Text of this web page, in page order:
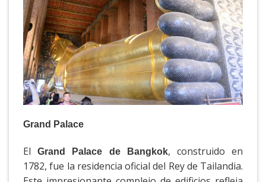
Grand Palace
ElGrand Palace de Bangkok, construido en
1782, fue la residencia oficial del Rey de Tailandia.